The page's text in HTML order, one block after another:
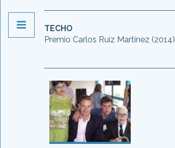
TECHO
Premio Carlos Ruíz Martínez (2014)